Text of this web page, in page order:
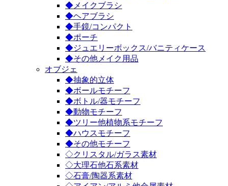
◆メイクブラシ
◆ヘアブラシ
◆手鏡/コンパクト
◆ポーチ
◆ジュエリーボックス/バニティケース
◆その他メイク用品
オブジェ
◆抽象的立体
◆ボールモチーフ
◆ボトル/器モチーフ
◆動物モチーフ
◆ツリー他植物系モチーフ
◆ハウスモチーフ
◆その他モチーフ
◇クリスタル/ガラス素材
◇大理石他石系素材
◇石膏/陶器系素材